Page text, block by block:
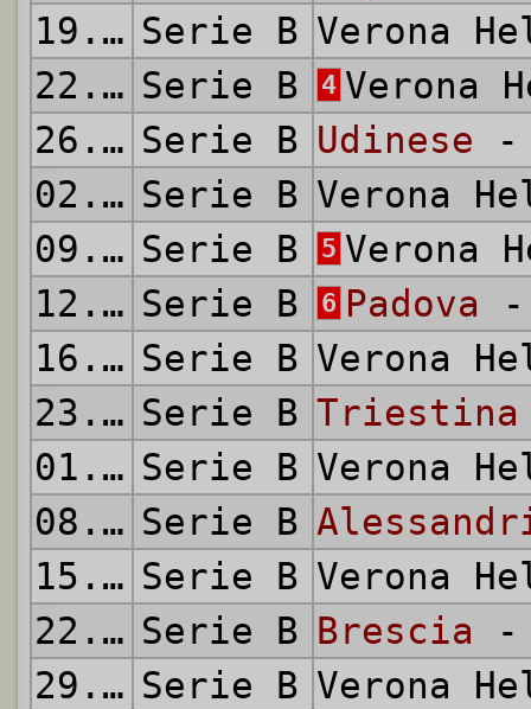
19.01.1964 Serie B Verona
22.01.1964 Serie B 4 Verona
26.01.1964 Serie B Udinese -
02.02.1964 Serie B Verona
09.02.1964 Serie B 5 Verona
12.02.1964 Serie B 6 Padova -
16.02.1964 Serie B Verona
23.02.1964 Serie B Triestina
01.03.1964 Serie B Verona
08.03.1964 Serie B
15.03.1964 Serie B Verona
22.03.1964 Serie B Brescia -
29.03.1964 Serie B Verona